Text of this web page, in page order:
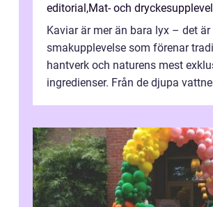
editorial,Mat- och
Kaviar är mer än bara lyx – det är
smakupplevelse som förenar
hantverk och naturens mest
ingredienser. Från de djupa